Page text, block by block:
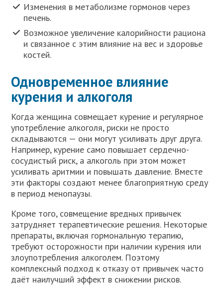
Изменения в метаболизме гормонов через
печень.
Возможное увеличение калорийности рациона
и связанное с этим влияние на вес и здоровье
костей.
Одновременное влияние
курения и алкоголя
Когда женщина совмещает курение и регулярное
употребление алкоголя, риски не просто
складываются — они могут усиливать друг друга.
Например, курение само повышает сердечно-
сосудистый риск, а алкоголь при этом может
усиливать аритмии и повышать давление. Вместе
эти факторы создают менее благоприятную среду
в период менопаузы.
Кроме того, совмещение вредных привычек
затрудняет терапевтические решения. Некоторые
препараты, включая гормональную терапию,
требуют осторожности при наличии курения или
злоупотребления алкоголем. Поэтому
комплексный подход к отказу от привычек часто
даёт наилучший эффект в снижении рисков.